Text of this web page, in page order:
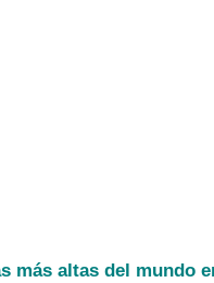
más altas del mundo